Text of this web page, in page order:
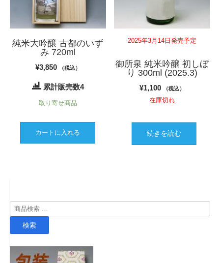
純米大吟醸 古都のいず
み 720ml
¥3,850 （税込）
累計販売数4
取り寄せ商品
カートに入れる
2025年3月14日発売予定
御所泉 純米吟醸 初しぼ
り 300ml (2025.3)
¥1,100 （税込）
在庫切れ
続きを読む
検
索
検索